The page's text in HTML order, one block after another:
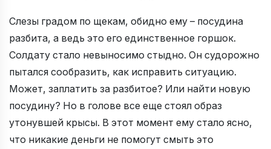
Слезы градом по щекам, обидно ему – посудина
разбита, а ведь это его единственное горшок.
Солдату стало невыносимо стыдно. Он судорожно
пытался сообразить, как исправить ситуацию.
Может, заплатить за разбитое? Или найти новую
посудину? Но в голове все еще стоял образ
утонувшей крысы. В этот момент ему стало ясно,
что никакие деньги не помогут смыть это